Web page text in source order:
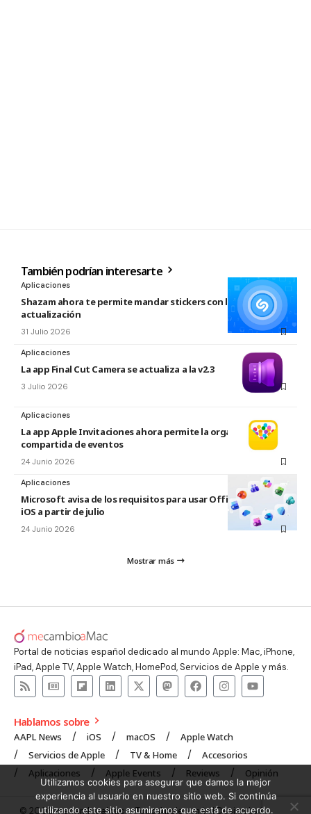
También podrían interesarte
Aplicaciones
Shazam ahora te permite mandar stickers con la nueva
actualización
31 Julio 2026
Aplicaciones
La app Final Cut Camera se actualiza a la v2.3
3 Julio 2026
Aplicaciones
La app Apple Invitaciones ahora permite la organización
compartida de eventos
24 Junio 2026
Aplicaciones
Microsoft avisa de los requisitos para usar Office en macOS y
iOS a partir de julio
24 Junio 2026
Mostrar más
Portal de noticias español dedicado al mundo Apple: Mac, iPhone,
iPad, Apple TV, Apple Watch, HomePod, Servicios de Apple y más.
Hablamos sobre
AAPL News iOS macOS
Apple Watch
Servicios de Apple
TV & Home
Accesorios
Aplicaciones
Apple Events Reviews Opinión
© 2008 mecambioaMac – Todo Apple y más | Design byUNXON
Utilizamos cookies para asegurar que damos la mejor
experiencia al usuario en nuestro sitio web. Si continúa
utilizando este sitio asumiremos que está de acuerdo.